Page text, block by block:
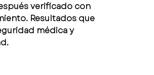
verificado con
Resultados que
médica y